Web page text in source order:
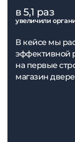
в 5,1 раз
увеличили
В кейсе мы
эффективной
на первые
магазин